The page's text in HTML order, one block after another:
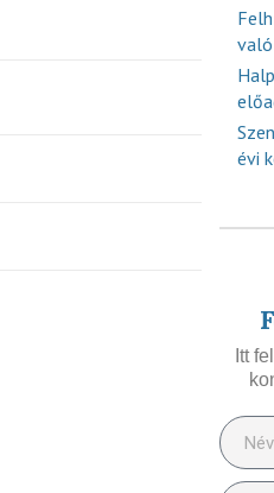
évi
Itt